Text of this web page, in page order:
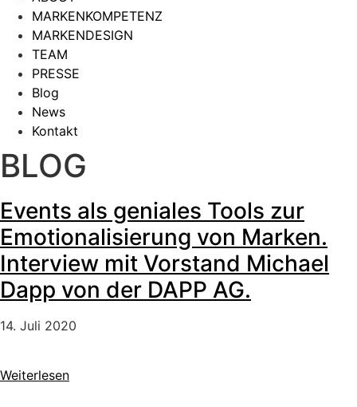
MARKENKOMPETENZ
MARKENDESIGN
TEAM
PRESSE
Blog
News
Kontakt
BLOG
Events als geniales Tools zur
Emotionalisierung von Marken.
Interview mit Vorstand Michael
Dapp von der DAPP AG.
14. Juli 2020
Weiterlesen